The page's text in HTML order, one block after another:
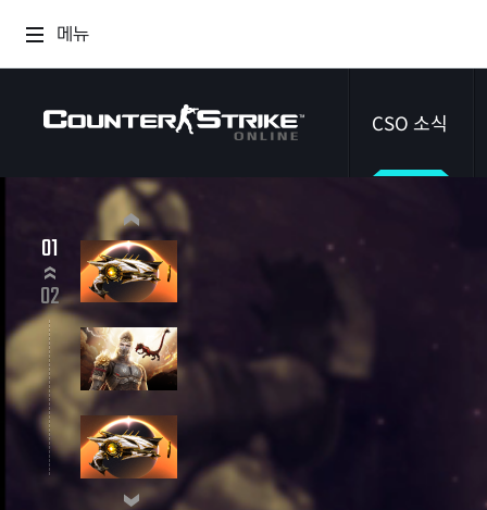
메뉴
CSO 소식
02
02